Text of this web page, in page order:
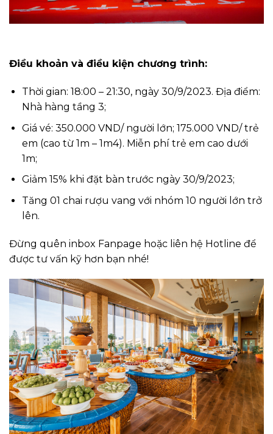
Điều khoản và điều kiện chương trình:
Thời gian: 18:00 – 21:30, ngày 30/9/2023. Địa điểm:
Nhà hàng tầng 3;
Giá vé: 350.000 VND/ người lớn; 175.000 VND/ trẻ
em (cao từ 1m – 1m4). Miễn phí trẻ em cao dưới
1m;
Giảm 15% khi đặt bàn trước ngày 30/9/2023;
Tăng 01 chai rượu vang với nhóm 10 người lớn trở
lên.
Đừng quên inbox Fanpage hoặc liên hệ Hotline để
được tư vấn kỹ hơn bạn nhé!